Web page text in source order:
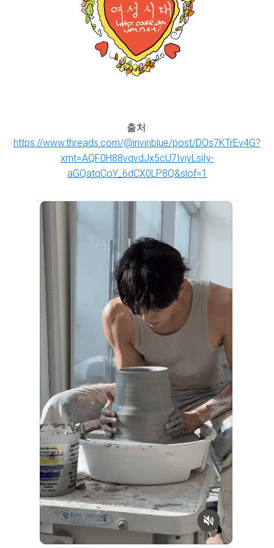
출처:
https://www.threads.com/@invinblue/post/DOs7KTrEv4G?
xmt=AQF0H88vqvdJx5cU7IviyLsiIy-
aGQatqCoY_6dCX0LP8Q&slof=1